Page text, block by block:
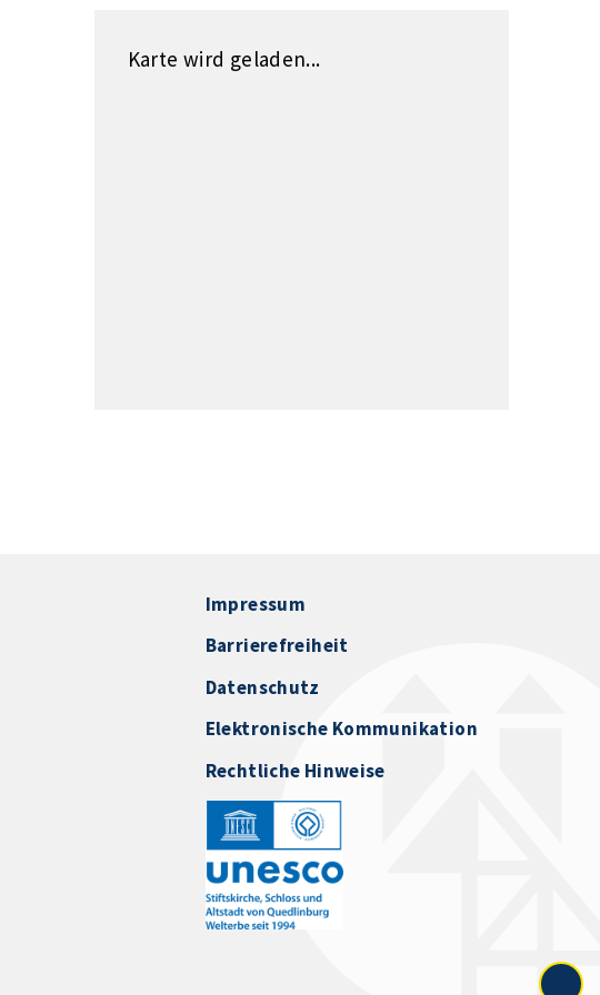
Karte wird geladen...
Impressum
Barrierefreiheit
Datenschutz
Elektronische Kommunikation
Rechtliche Hinweise